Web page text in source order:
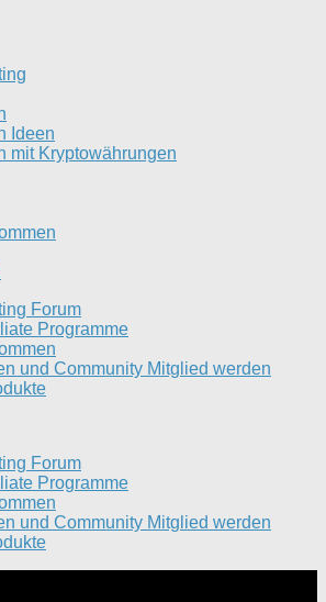
Ideen
mit Kryptowährungen
Forum
Programme
und Community Mitglied werden
Forum
Programme
und Community Mitglied werden